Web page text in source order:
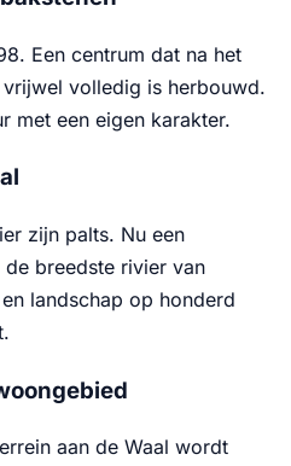
Een centrum dat na het
volledig is herbouwd.
met een eigen karakter.
zijn palts. Nu een
breedste rivier van
landschap op honderd
aan de Waal wordt